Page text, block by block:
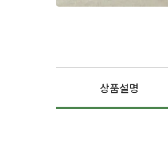
상품설명